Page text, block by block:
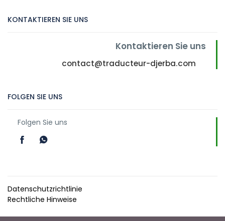
KONTAKTIEREN SIE UNS
Kontaktieren Sie uns
contact@traducteur-djerba.com
FOLGEN SIE UNS
Folgen Sie uns
Datenschutzrichtlinie
Rechtliche Hinweise